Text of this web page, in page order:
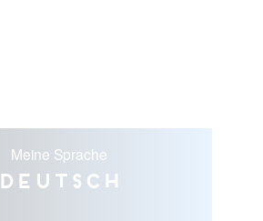
Meine Sprache
Deutsch